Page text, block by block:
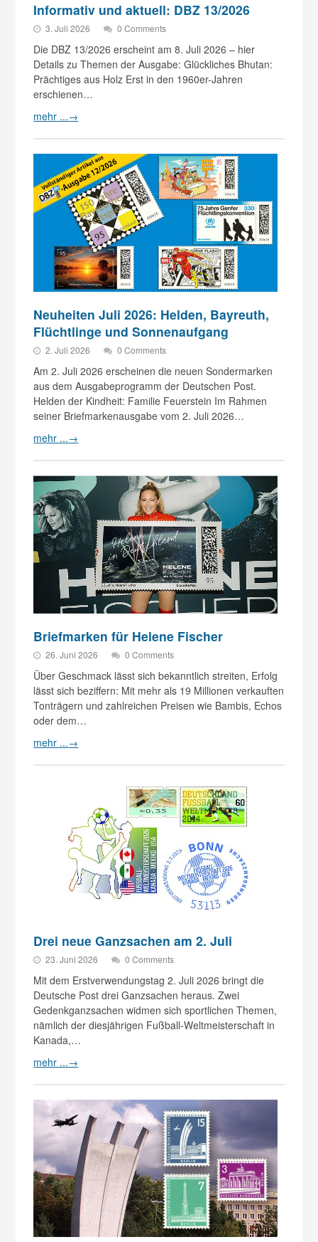
Informativ und aktuell: DBZ 13/2026
3. Juli 2026 0 Comments
Die DBZ 13/2026 erscheint am 8. Juli 2026 – hier
Details zu Themen der Ausgabe: Glückliches Bhutan:
Prächtiges aus Holz Erst in den 1960er-Jahren
erschienen…
mehr ...→
Neuheiten Juli 2026: Helden, Bayreuth,
Flüchtlinge und Sonnenaufgang
2. Juli 2026 0 Comments
Am 2. Juli 2026 erscheinen die neuen Sondermarken
aus dem Ausgabeprogramm der Deutschen Post.
Helden der Kindheit: Familie Feuerstein Im Rahmen
seiner Briefmarkenausgabe vom 2. Juli 2026…
mehr ...→
Briefmarken für Helene Fischer
26. Juni 2026 0 Comments
Über Geschmack lässt sich bekanntlich streiten, Erfolg
lässt sich beziffern: Mit mehr als 19 Millionen verkauften
Tonträgern und zahlreichen Preisen wie Bambis, Echos
oder dem…
mehr ...→
Drei neue Ganzsachen am 2. Juli
23. Juni 2026 0 Comments
Mit dem Erstverwendungstag 2. Juli 2026 bringt die
Deutsche Post drei Ganzsachen heraus. Zwei
Gedenkganzsachen widmen sich sportlichen Themen,
nämlich der diesjährigen Fußball-Weltmeisterschaft in
Kanada,…
mehr ...→